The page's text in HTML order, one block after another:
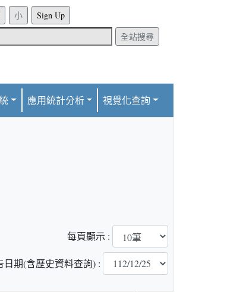
Sign Up
全站搜尋
應用統計分析 視覺化查詢
每頁顯示 :
日期(含歷史資料查詢) :